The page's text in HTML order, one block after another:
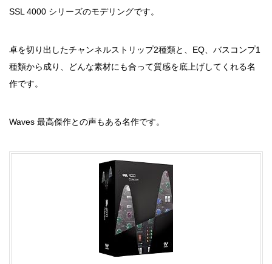
SSL 4000 シリーズのモデリングです。
卓を切り出したチャンネルストリップ2種類と、EQ、バスコンプ1
種類から成り、どんな素材にも合って質感を底上げしてくれる名
作です。
Waves 最高傑作との声もある名作です。